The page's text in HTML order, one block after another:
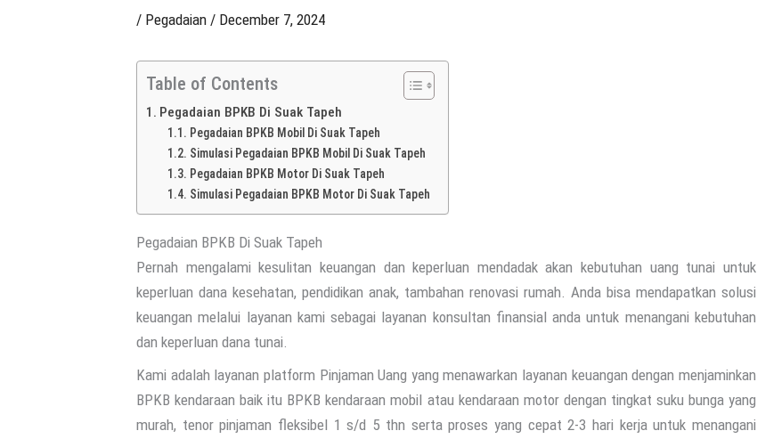
/ Pegadaian / December 7, 2024
Table of Contents
Pegadaian BPKB Di Suak Tapeh
Pegadaian BPKB Mobil Di Suak Tapeh
Simulasi Pegadaian BPKB Mobil Di Suak Tapeh
Pegadaian BPKB Motor Di Suak Tapeh
Simulasi Pegadaian BPKB Motor Di Suak Tapeh
Pegadaian BPKB Di Suak Tapeh
Pernah mengalami kesulitan keuangan dan keperluan mendadak akan kebutuhan uang tunai untuk
keperluan dana kesehatan, pendidikan anak, tambahan renovasi rumah. Anda bisa mendapatkan solusi
keuangan melalui layanan kami sebagai layanan konsultan finansial anda untuk menangani kebutuhan
dan keperluan dana tunai.
Kami adalah layanan platform Pinjaman Uang yang menawarkan layanan keuangan dengan menjaminkan
BPKB kendaraan baik itu BPKB kendaraan mobil atau kendaraan motor dengan tingkat suku bunga yang
murah, tenor pinjaman fleksibel 1 s/d 5 thn serta proses yang cepat 2-3 hari kerja untuk menangani